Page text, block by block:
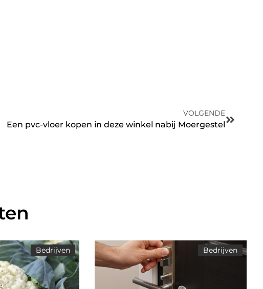
VOLGENDE
Een pvc-vloer kopen in deze winkel nabij Moergestel
Bedrijven Bedrijven